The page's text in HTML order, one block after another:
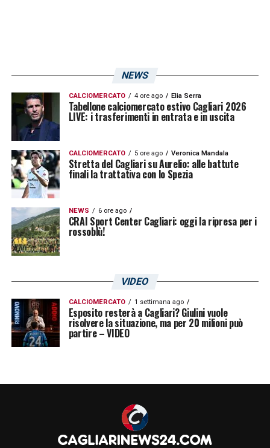
LA PLAYLIST DELLE NOSTRE TOP NEWS
NEWS
CALCIOMERCATO 4 ore ago Elia Serra
Tabellone calciomercato estivo Cagliari 2026
LIVE: i trasferimenti in entrata e in uscita
CALCIOMERCATO 5 ore ago Veronica Mandala
Stretta del Cagliari su Aurelio: alle battute
finali la trattativa con lo Spezia
NEWS 6 ore ago
CRAI Sport Center Cagliari: oggi la ripresa per i
rossoblù!
VIDEO
CALCIOMERCATO 1 settimana ago
Esposito resterà a Cagliari? Giulini vuole
risolvere la situazione, ma per 20 milioni può
partire – VIDEO